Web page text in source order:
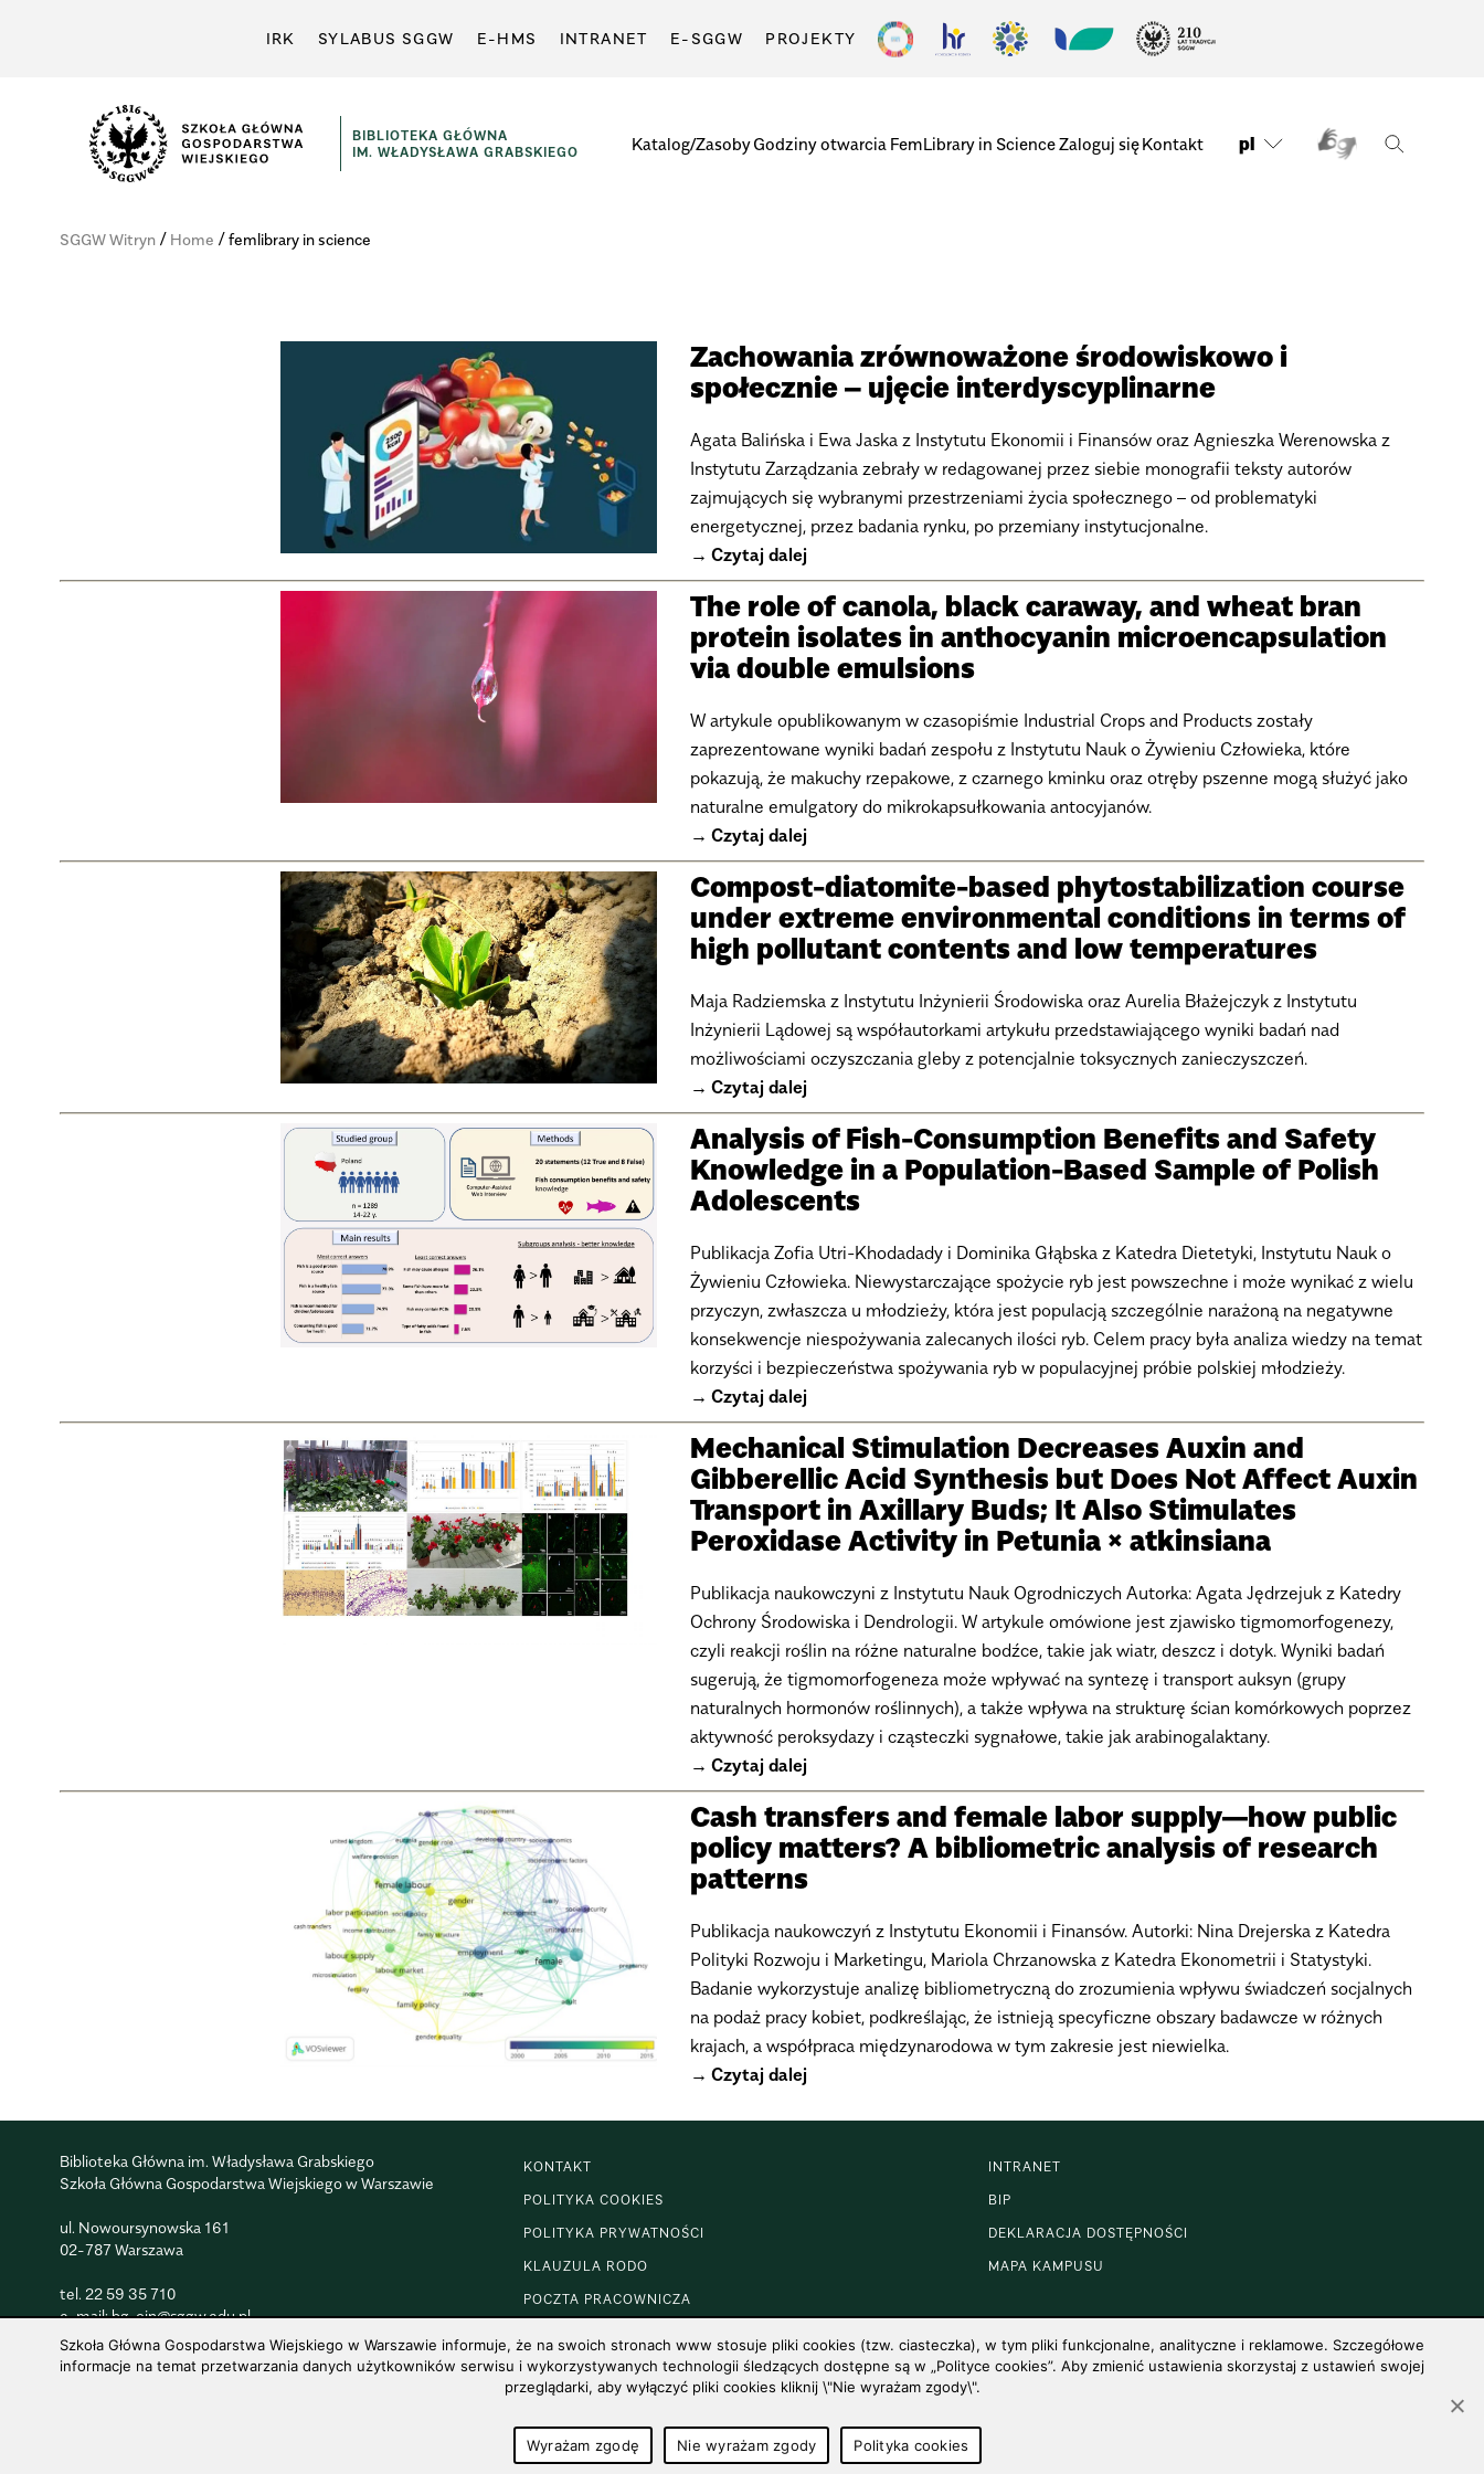
IRK SYLABUS SGGW E-HMS INTRANET E-SGGW PROJEKTY
Gospodarstwa
BIBLIOTEKA GŁÓWNA
IM. WŁADYSŁAWA GRABSKIEGO
Katalog/ZasobyGodziny otwarcia FemLibrary in ScienceZaloguj sięKontakt pl
SGGW Witryn/ Home /femlibrary in science
Zachowania zrównoważone środowiskowo i
społecznie – ujęcie interdyscyplinarne
Agata Balińska i Ewa Jaska z Instytutu Ekonomii i Finansów oraz Agnieszka Werenowska z
Instytutu Zarządzania zebrały w redagowanej przez siebie monografii teksty autorów
zajmujących się wybranymi przestrzeniami życia społecznego – od problematyki
energetycznej, przez badania rynku, po przemiany instytucjonalne.
Czytaj dalej
The role of canola, black caraway, and wheat bran
protein isolates in anthocyanin microencapsulation
via double emulsions
W artykule opublikowanym w czasopiśmie Industrial Crops and Products zostały
zaprezentowane wyniki badań zespołu z Instytutu Nauk o Żywieniu Człowieka, które
pokazują, że makuchy rzepakowe, z czarnego kminku oraz otręby pszenne mogą służyć jako
naturalne emulgatory do mikrokapsułkowania antocyjanów.
Czytaj dalej
Compost-diatomite-based phytostabilization course
under extreme environmental conditions in terms of
high pollutant contents and low temperatures
Maja Radziemska z Instytutu Inżynierii Środowiska oraz Aurelia Błażejczyk z Instytutu
Inżynierii Lądowej są współautorkami artykułu przedstawiającego wyniki badań nad
możliwościami oczyszczania gleby z potencjalnie toksycznych zanieczyszczeń.
Czytaj dalej
Analysis of Fish-Consumption Benefits and Safety
Knowledge in a Population-Based Sample of Polish
Adolescents
Publikacja Zofia Utri-Khodadady i Dominika Głąbska z Katedra Dietetyki, Instytutu Nauk o
Żywieniu Człowieka. Niewystarczające spożycie ryb jest powszechne i może wynikać z wielu
przyczyn, zwłaszcza u młodzieży, która jest populacją szczególnie narażoną na negatywne
konsekwencje niespożywania zalecanych ilości ryb. Celem pracy była analiza wiedzy na temat
korzyści i bezpieczeństwa spożywania ryb w populacyjnej próbie polskiej młodzieży.
Czytaj dalej
Mechanical Stimulation Decreases Auxin and
Gibberellic Acid Synthesis but Does Not Affect Auxin
Transport in Axillary Buds; It Also Stimulates
Peroxidase Activity in Petunia × atkinsiana
Publikacja naukowczyni z Instytutu Nauk Ogrodniczych Autorka: Agata Jędrzejuk z Katedry
Ochrony Środowiska i Dendrologii. W artykule omówione jest zjawisko tigmomorfogenezy,
czyli reakcji roślin na różne naturalne bodźce, takie jak wiatr, deszcz i dotyk. Wyniki badań
sugerują, że tigmomorfogeneza może wpływać na syntezę i transport auksyn (grupy
naturalnych hormonów roślinnych), a także wpływa na strukturę ścian komórkowych poprzez
aktywność peroksydazy i cząsteczki sygnałowe, takie jak arabinogalaktany.
Czytaj dalej
Cash transfers and female labor supply—how public
policy matters? A bibliometric analysis of research
patterns
Publikacja naukowczyń z Instytutu Ekonomii i Finansów. Autorki: Nina Drejerska z Katedra
Polityki Rozwoju i Marketingu, Mariola Chrzanowska z Katedra Ekonometrii i Statystyki.
Badanie wykorzystuje analizę bibliometryczną do zrozumienia wpływu świadczeń socjalnych
na podaż pracy kobiet, podkreślając, że istnieją specyficzne obszary badawcze w różnych
krajach, a współpraca międzynarodowa w tym zakresie jest niewielka.
Czytaj dalej
Biblioteka Główna im. Władysława Grabskiego
Szkoła Główna Gospodarstwa Wiejskiego w Warszawie
ul. Nowoursynowska 161
02-787 Warszawa
tel. 22 59 35 710
e-mail:bg_oin@sggw.edu.pl
KONTAKT
POLITYKA COOKIES
POLITYKA PRYWATNOŚCI
KLAUZULA RODO
POCZTA PRACOWNICZA
INTRANET
BIP
DEKLARACJA DOSTĘPNOŚCI
MAPA KAMPUSU
Szkoła Główna Gospodarstwa Wiejskiego w Warszawie informuje, że na swoich stronach www stosuje pliki cookies (tzw. ciasteczka), w tym pliki funkcjonalne, analityczne i reklamowe. Szczegółowe
informacje na temat przetwarzania danych użytkowników serwisu i wykorzystywanych technologii śledzących dostępne są w „Polityce cookies”. Aby zmienić ustawienia skorzystaj z ustawień swojej
przeglądarki, aby wyłączyć pliki cookies kliknij \"Nie wyrażam zgody\".
Wyrażam zgodę Nie wyrażam zgody Polityka cookies